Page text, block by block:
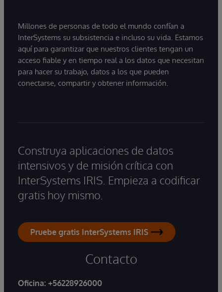
Millones de personas de todo el mundo confían a
InterSystems su subsistencia e incluso su vida. Estamos
aquí para garantizar que nuestros clientes tengan un
acceso fiable y en tiempo real a los datos que necesitan
para hacer su trabajo, datos a los que pueden
conectarse, compartir y obtener información.
Construya aplicaciones de datos
intensivos y de misión crítica con
InterSystems IRIS. Empieza a codificar
gratis hoy mismo.
Pruebe gratis InterSystems IRIS
Contacto
Oficina: +56228926000